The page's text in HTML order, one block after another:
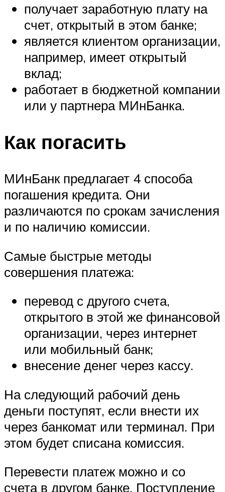
получает заработную плату на
счет, открытый в этом банке;
является клиентом организации,
например, имеет открытый
вклад;
работает в бюджетной компании
или у партнера МИнБанка.
Как погасить
МИнБанк предлагает 4 способа
погашения кредита. Они
различаются по срокам зачисления
и по наличию комиссии.
Самые быстрые методы
совершения платежа:
перевод с другого счета,
открытого в этой же финансовой
организации, через интернет
или мобильный банк;
внесение денег через кассу.
На следующий рабочий день
деньги поступят, если внести их
через банкомат или терминал. При
этом будет списана комиссия.
Перевести платеж можно и со
счета в другом банке. Поступление